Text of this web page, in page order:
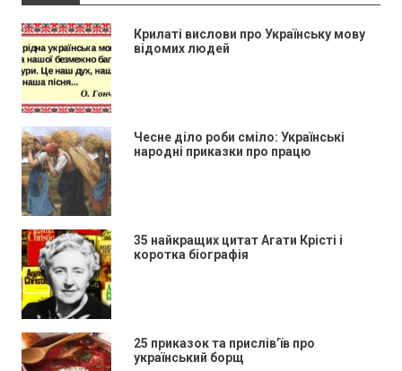
Крилаті вислови про Українську мову
відомих людей
Чесне діло роби сміло: Українські
народні приказки про працю
35 найкращих цитат Агати Крісті і
коротка біографія
25 приказок та прислів’їв про
український борщ